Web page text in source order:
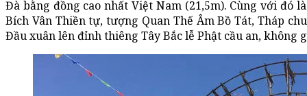
Đà bằng đồng cao nhất Việt Nam (21,5m). Cùng với đó
Bích Vân Thiền tự, tượng Quan Thế Âm Bồ Tát, Tháp
Đầu xuân lên đỉnh thiêng Tây Bắc lễ Phật cầu an, không